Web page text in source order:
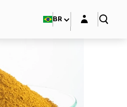
BR Login layer